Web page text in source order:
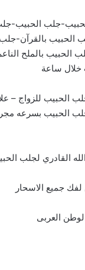
جلب الحبيب-
الحبيب بالقرآن-
الحبيب بالملح
خلال ساعة
الحبيب للزواج –
الحبيب بسرعه
القادري لجلب
جميع الاسحار
العربى